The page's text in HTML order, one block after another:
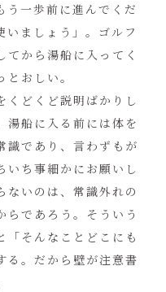
う一歩前に進んでくだ
いましょう」。ゴルフ
から湯船に入ってく
おしい。
くどくど説明ばかりし
湯船に入る前には体を
識であり、言わずもが
いち事細かにお願いし
ないのは、常識外れの
らであろう。そういう
「そんなことどこにも
る。だから壁が注意書